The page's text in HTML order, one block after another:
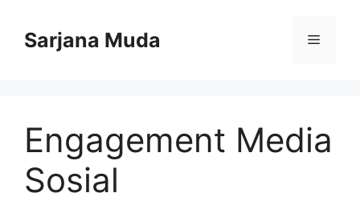
Sarjana Muda Menu
Engagement Media
Sosial